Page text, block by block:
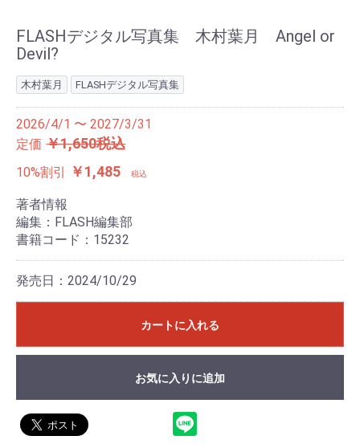
FLASHデジタル写真集 木村葉月 Angel or
Devil?
木村葉月 FLASHデジタル写真集
2026/4/1 〜 2027/3/31
定価 ￥1,650税込
10%割引 ￥1,485 税込
著者情報
編集：FLASH編集部
書籍コード：15232
発売日：2024/10/29
カートに入れる
お気に入りに追加